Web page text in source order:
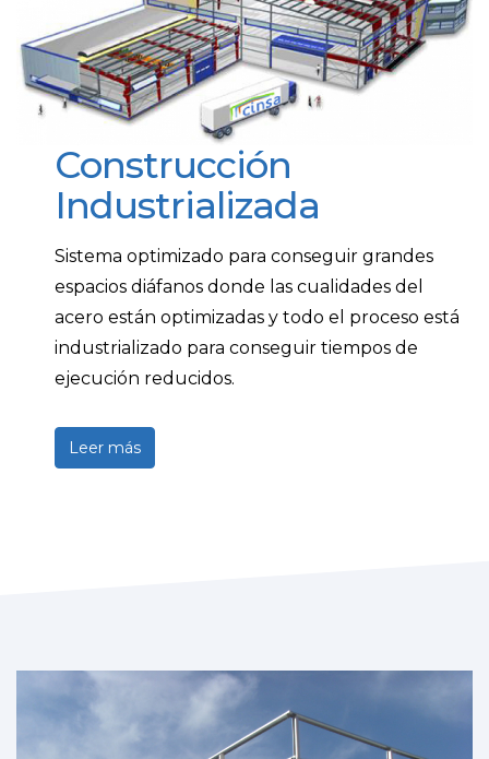
Construcción
Industrializada
Sistema optimizado para conseguir grandes
espacios diáfanos donde las cualidades del
acero están optimizadas y todo el proceso está
industrializado para conseguir tiempos de
ejecución reducidos.
Leer más